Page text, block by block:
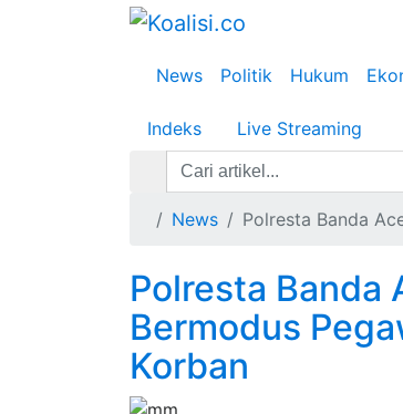
News Politik Hukum
Indeks Live Streaming
News Polresta Banda
Polresta Banda
Bermodus
Korban